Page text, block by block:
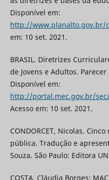
Disponível em:
http://www.planalto.gov.br/
em: 10 set. 2021.
BRASIL. Diretrizes
de Jovens e Adultos.
Disponível em:
http://portal.mec.gov.br/
Acesso em: 10 set. 2021.
CONDORCET, Nicolas.
pública. Tradução e
Souza. São Paulo: Editora
COSTA, Cláudia Borges;